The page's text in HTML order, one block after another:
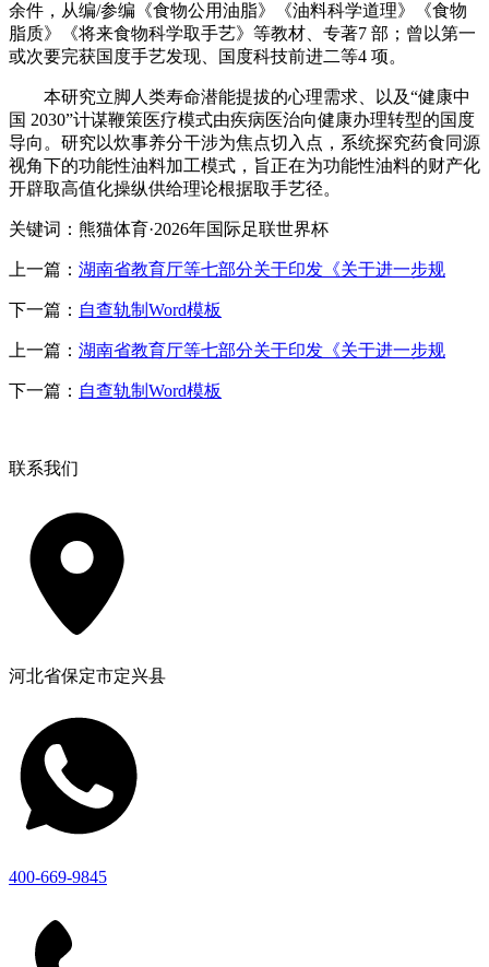
余件，从编/参编《食物公用油脂》《油料科学道理》《食物
脂质》《将来食物科学取手艺》等教材、专著7 部；曾以第一
或次要完获国度手艺发现、国度科技前进二等4 项。
本研究立脚人类寿命潜能提拔的心理需求、以及“健康中
国 2030”计谋鞭策医疗模式由疾病医治向健康办理转型的国度
导向。研究以炊事养分干涉为焦点切入点，系统探究药食同源
视角下的功能性油料加工模式，旨正在为功能性油料的财产化
开辟取高值化操纵供给理论根据取手艺径。
关键词：熊猫体育·2026年国际足联世界杯
上一篇： 湖南省教育厅等七部分关于印发《关于进一步规
下一篇： 自查轨制Word模板
上一篇： 湖南省教育厅等七部分关于印发《关于进一步规
下一篇： 自查轨制Word模板
联系我们
河北省保定市定兴县
400-669-9845